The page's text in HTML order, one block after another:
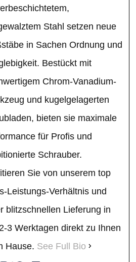
Stahl setzen neue
in Sachen Ordnung und
Bestückt mit
Chrom-Vanadium-
und kugelgelagerten
bieten sie maximale
für Profis und
Schrauber.
Sie von unserem top
Leistungs-Verhältnis und
blitzschnellen Lieferung in
3 Werktagen direkt zu Ihnen
Hause. See Full Bio